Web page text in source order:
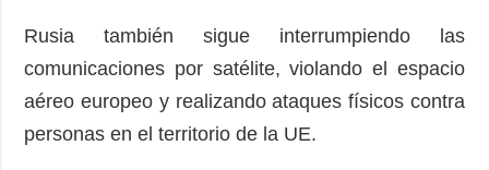
Rusia también sigue interrumpiendo las
comunicaciones por satélite, violando el espacio
aéreo europeo y realizando ataques físicos contra
personas en el territorio de la UE.